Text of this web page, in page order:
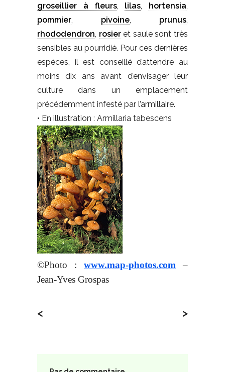
groseillier à fleurs, lilas hortensia
pommier
pivoine prunus
rhododendron rosieret saule sont très
sensibles au pourridié. Pour ces dernières
espèces, il est conseillé d’attendre au
moins dix ans avant d’envisager leur
culture dans un emplacement
précédemment infesté par l’armillaire.
• En illustration : Armillaria tabescens
©Photo : www.map-photos.com –
Jean-Yves Grospas
< >